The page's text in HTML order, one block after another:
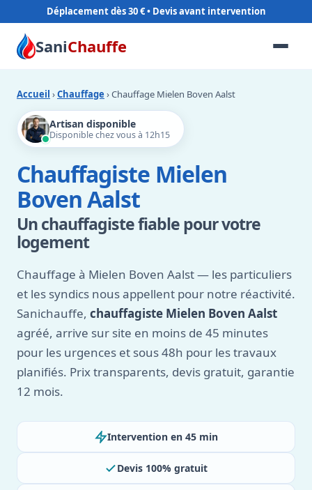
Déplacement dès 30 €
SaniChauffe
Accueil ›Chauffage › Chauffage Mielen Boven Aalst
Artisan disponible
Disponible chez vous à 12h15
Chauffagiste Mielen
Boven Aalst
Un chauffagiste fiable pour votre
logement
Chauffage à Mielen Boven Aalst — les particuliers
et les syndics nous appellent pour notre réactivité.
Sanichauffe, chauffagiste Mielen Boven Aalst
agréé, arrive sur site en moins de 45 minutes
pour les urgences et sous 48h pour les travaux
planifiés. Prix transparents, devis gratuit, garantie
12 mois.
Intervention en 45 min
Devis 100% gratuit